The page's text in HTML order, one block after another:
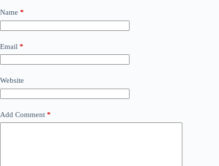
Name *
Email *
Website
Add Comment *